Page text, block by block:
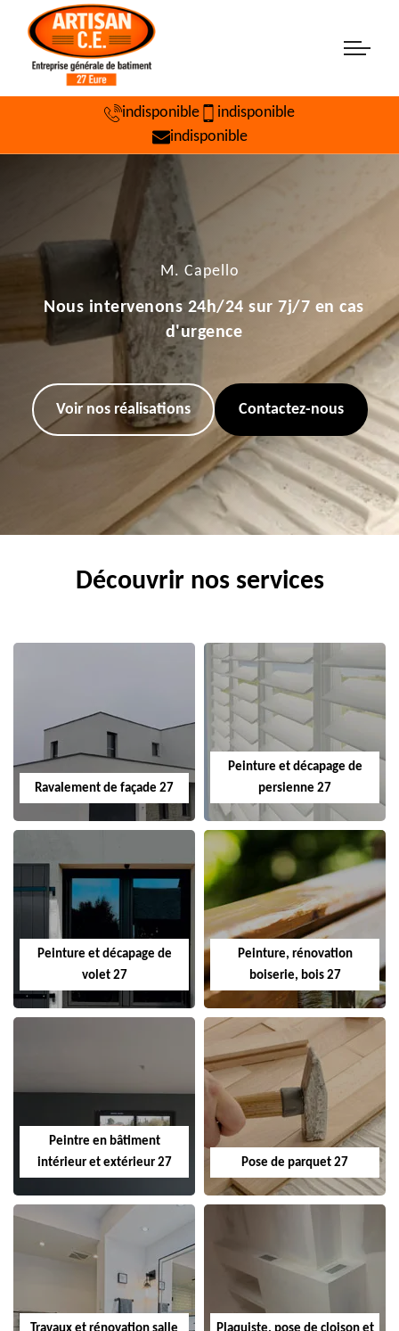
indisponible
indisponible
indisponible
M. Capello
Nous intervenons 24h/24 sur 7j/7 en cas
d'urgence
Voir nos réalisations Contactez-nous
Découvrir nos services
Ravalement de façade 27
Peinture et décapage de
persienne 27
Peinture et décapage de
volet 27
Peinture, rénovation
boiserie, bois 27
Peintre en bâtiment
intérieur et extérieur 27
Pose de parquet 27